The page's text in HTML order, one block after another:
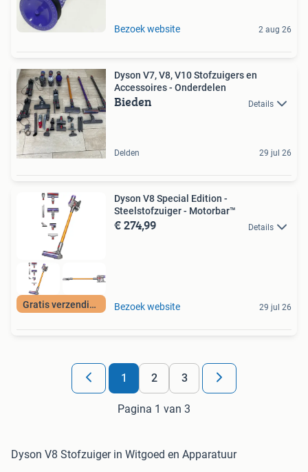
Bezoek website 2 aug 26
Dyson V7, V8, V10 Stofzuigers en
Accessoires - Onderdelen
Bieden Details
Delden 29 jul 26
Gratis verzending
Dyson V8 Special Edition -
Steelstofzuiger - Motorbar™
€ 274,99 Details
Bezoek website 29 jul 26
1 2 3
Pagina 1 van 3
Dyson V8 Stofzuiger in Witgoed en Apparatuur